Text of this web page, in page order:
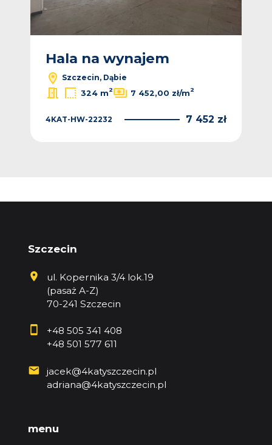
Hala na wynajem
Szczecin, Dąbie
324 m2 7 452,00 zł/m2
4KAT-HW-22232 7 452 zł
Szczecin
ul. Kopernika 3/4 lok.19
(pasaż A-Z)
70-241 Szczecin
+48 505 341 408
+48 501 577 611
jacek@4katyszczecin.pl
adriana@4katyszczecin.pl
menu